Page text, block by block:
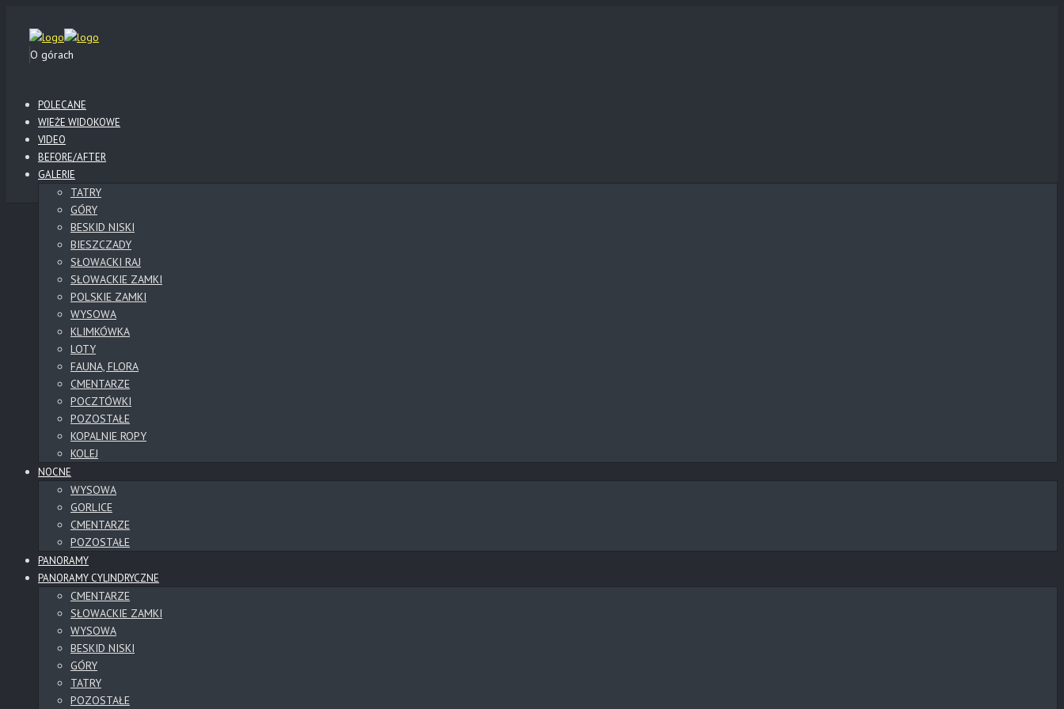
O górach
POLECANE
WIEŻE WIDOKOWE
VIDEO
BEFORE/AFTER
GALERIE
TATRY
GÓRY
BESKID NISKI
BIESZCZADY
SŁOWACKI RAJ
SŁOWACKIE ZAMKI
POLSKIE ZAMKI
WYSOWA
KLIMKÓWKA
LOTY
FAUNA, FLORA
CMENTARZE
POCZTÓWKI
POZOSTAŁE
KOPALNIE ROPY
KOLEJ
NOCNE
WYSOWA
GORLICE
CMENTARZE
POZOSTAŁE
PANORAMY
PANORAMY CYLINDRYCZNE
CMENTARZE
SŁOWACKIE ZAMKI
WYSOWA
BESKID NISKI
GÓRY
TATRY
POZOSTAŁE